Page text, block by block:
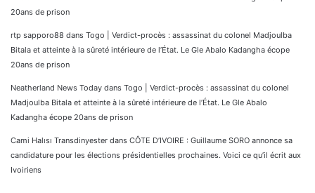
20ans de prison
rtp sapporo88 dans Togo | Verdict-procès : assassinat du colonel Madjoulba
Bitala et atteinte à la sûreté intérieure de l’État. Le Gle Abalo Kadangha écope
20ans de prison
Neatherland News Today dans Togo | Verdict-procès : assassinat du colonel
Madjoulba Bitala et atteinte à la sûreté intérieure de l’État. Le Gle Abalo
Kadangha écope 20ans de prison
Cami Halısı Transdinyester dans CÔTE D’IVOIRE : Guillaume SORO annonce sa
candidature pour les élections présidentielles prochaines. Voici ce qu’il écrit aux
Ivoiriens